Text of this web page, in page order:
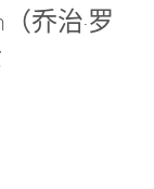
乔治·罗